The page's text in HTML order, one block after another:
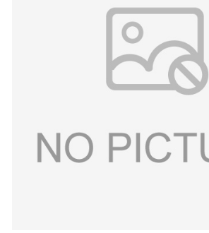
智能生物乐高平台